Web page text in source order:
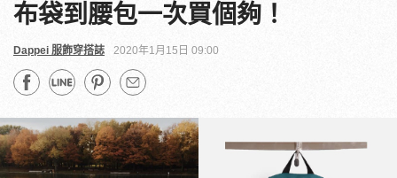
布袋到腰包一次買個夠！
Dappei 服飾穿搭誌 2020年1月15日 09:00